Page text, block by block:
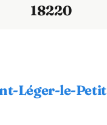
18220
Léger-le-Petit